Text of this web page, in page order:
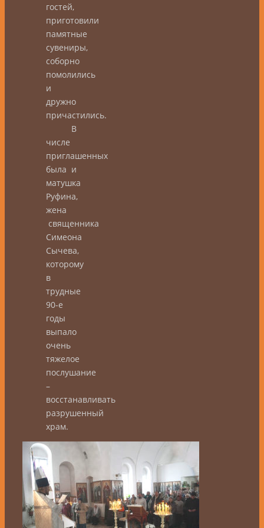
гостей,
приготовили
памятные
сувениры,
соборно
помолились
и
дружно
причастились.
В
числе
приглашенных
была и
матушка
Руфина,
жена
священника
Симеона
Сычева,
которому
в
трудные
90-е
годы
выпало
очень
тяжелое
послушание
–
восстанавливать
разрушенный
храм.